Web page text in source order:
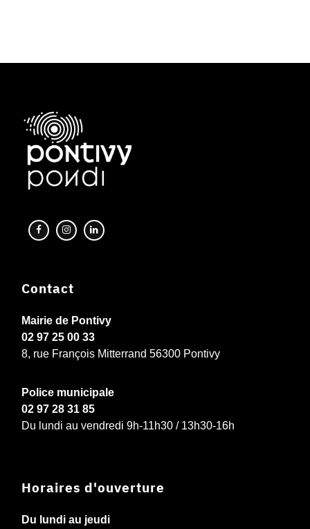
Contact
Mairie de Pontivy
02 97 25 00 33
8, rue François Mitterrand 56300 Pontivy
Police municipale
02 97 28 31 85
Du lundi au vendredi 9h-11h30 / 13h30-16h
Horaires d'ouverture
Du lundi au jeudi